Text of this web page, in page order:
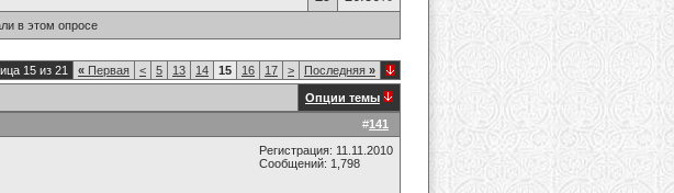
в этом опросе
15 из 21 « Первая < 5 13 14 15 16 17 > Последняя »
Опции темы
#141
Регистрация: 11.11.2010
Сообщений: 1,798